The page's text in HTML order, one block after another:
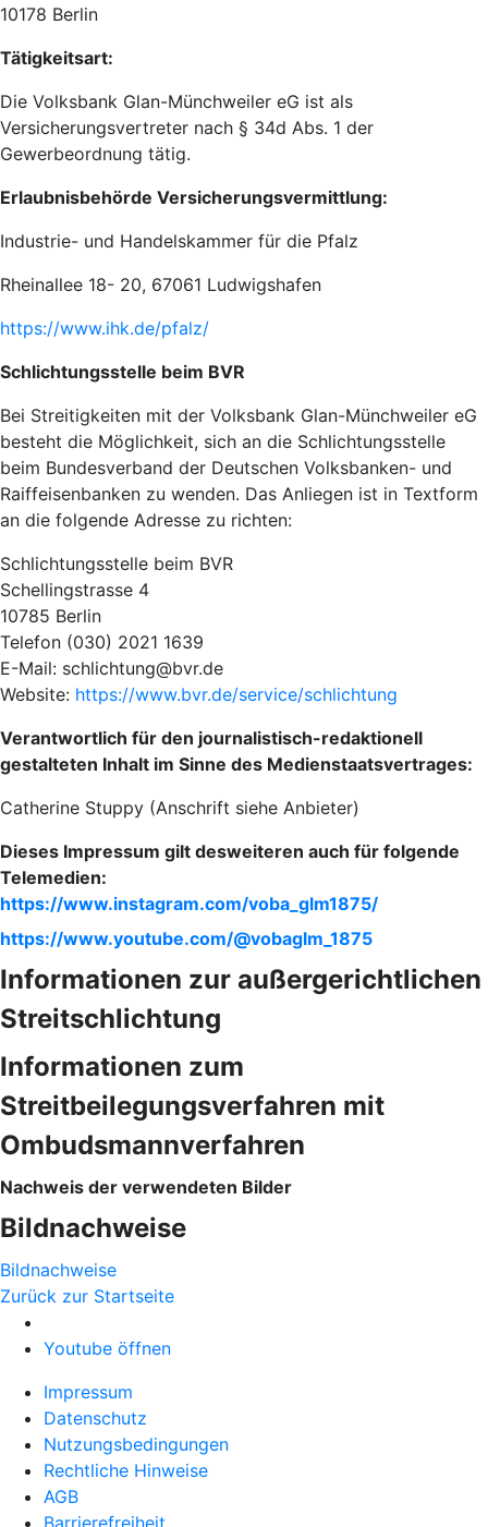
10178 Berlin
Tätigkeitsart:
Die Volksbank Glan-Münchweiler eG ist als
Versicherungsvertreter nach § 34d Abs. 1 der
Gewerbeordnung tätig.
Erlaubnisbehörde Versicherungsvermittlung:
Industrie- und Handelskammer für die Pfalz
Rheinallee 18- 20, 67061 Ludwigshafen
https://www.ihk.de/pfalz/
Schlichtungsstelle beim BVR
Bei Streitigkeiten mit der Volksbank Glan-Münchweiler eG
besteht die Möglichkeit, sich an die Schlichtungsstelle
beim Bundesverband der Deutschen Volksbanken- und
Raiffeisenbanken zu wenden. Das Anliegen ist in Textform
an die folgende Adresse zu richten:
Schlichtungsstelle beim BVR
Schellingstrasse 4
10785 Berlin
Telefon (030) 2021 1639
E-Mail: schlichtung@bvr.de
Website: https://www.bvr.de/service/schlichtung
Verantwortlich für den journalistisch-redaktionell
gestalteten Inhalt im Sinne des Medienstaatsvertrages:
Catherine Stuppy (Anschrift siehe Anbieter)
Dieses Impressum gilt desweiteren auch für folgende
Telemedien:
https://www.instagram.com/voba_glm1875/
https://www.youtube.com/@vobaglm_1875
Informationen zur außergerichtlichen
Streitschlichtung
Informationen zum
Streitbeilegungsverfahren mit
Ombudsmannverfahren
Nachweis der verwendeten Bilder
Bildnachweise
Bildnachweise
Zurück zur Startseite
Youtube öffnen
Impressum
Datenschutz
Nutzungsbedingungen
Rechtliche Hinweise
AGB
Barrierefreiheit